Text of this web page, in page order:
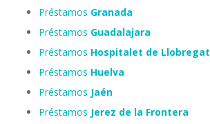
Préstamos Granada
Préstamos Guadalajara
Préstamos Hospitalet de Llobregat
Préstamos Huelva
Préstamos Jaén
Préstamos Jerez de la Frontera